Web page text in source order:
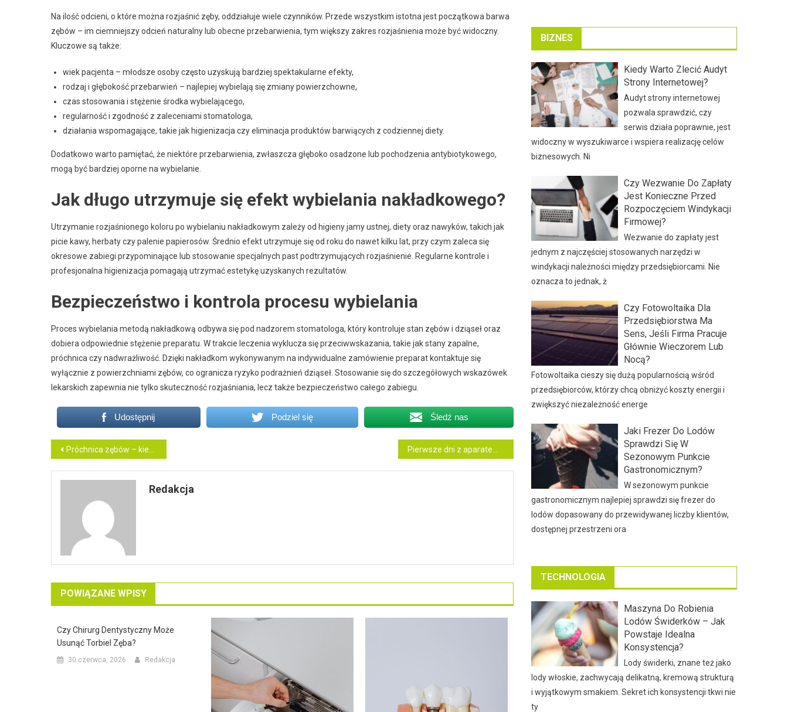
Na ilość odcieni, o które można rozjaśnić zęby, oddziałuje wiele czynników. Przede wszystkim istotna jest początkowa barwa
zębów – im ciemniejszy odcień naturalny lub obecne przebarwienia, tym większy zakres rozjaśnienia może być widoczny.
Kluczowe są także:
wiek pacjenta – młodsze osoby często uzyskują bardziej spektakularne efekty,
rodzaj i głębokość przebarwień – najlepiej wybielają się zmiany powierzchowne,
czas stosowania i stężenie środka wybielającego,
regularność i zgodność z zaleceniami stomatologa,
działania wspomagające, takie jak higienizacja czy eliminacja produktów barwiących z codziennej diety.
Dodatkowo warto pamiętać, że niektóre przebarwienia, zwłaszcza głęboko osadzone lub pochodzenia antybiotykowego,
mogą być bardziej oporne na wybielanie.
Jak długo utrzymuje się efekt wybielania nakładkowego?
Utrzymanie rozjaśnionego koloru po wybielaniu nakładkowym zależy od higieny jamy ustnej, diety oraz nawyków, takich jak
picie kawy, herbaty czy palenie papierosów. Średnio efekt utrzymuje się od roku do nawet kilku lat, przy czym zaleca się
okresowe zabiegi przypominające lub stosowanie specjalnych past podtrzymujących rozjaśnienie. Regularne kontrole i
profesjonalna higienizacja pomagają utrzymać estetykę uzyskanych rezultatów.
Bezpieczeństwo i kontrola procesu wybielania
Proces wybielania metodą nakładkową odbywa się pod nadzorem stomatologa, który kontroluje stan zębów i dziąseł oraz
dobiera odpowiednie stężenie preparatu. W trakcie leczenia wyklucza się przeciwwskazania, takie jak stany zapalne,
próchnica czy nadwrażliwość. Dzięki nakładkom wykonywanym na indywidualne zamówienie preparat kontaktuje się
wyłącznie z powierzchniami zębów, co ogranicza ryzyko podrażnień dziąseł. Stosowanie się do szczegółowych wskazówek
lekarskich zapewnia nie tylko skuteczność rozjaśniania, lecz także bezpieczeństwo całego zabiegu.
Udostępnij Podziel się Śledź nas
Nawigacja
wpisu
Próchnica zębów – kiedy wystarczy leczenie zachowawcze?
Redakcja
POWIĄZANE WPISY
Czy Chirurg Dentystyczny Może
Usunąć Torbiel Zęba?
30 czerwca, 2026 Redakcja
BIZNES
Kiedy Warto Zlecić Audyt
Strony Internetowej?
Audyt strony internetowej
pozwala sprawdzić, czy
serwis działa poprawnie, jest
widoczny w wyszukiwarce i wspiera realizację celów
biznesowych. Ni
Czy Wezwanie Do Zapłaty
Jest Konieczne Przed
Rozpoczęciem Windykacji
Firmowej?
Wezwanie do zapłaty jest
jednym z najczęściej stosowanych narzędzi w
windykacji należności między przedsiębiorcami. Nie
oznacza to jednak, ż
Czy Fotowoltaika Dla
Przedsiębiorstwa Ma
Sens, Jeśli Firma Pracuje
Głównie Wieczorem Lub
Nocą?
Fotowoltaika cieszy się dużą popularnością wśród
przedsiębiorców, którzy chcą obniżyć koszty energii i
zwiększyć niezależność energe
Jaki Frezer Do Lodów
Sprawdzi Się W
Sezonowym Punkcie
Gastronomicznym?
W sezonowym punkcie
gastronomicznym najlepiej sprawdzi się frezer do
lodów dopasowany do przewidywanej liczby klientów,
dostępnej przestrzeni ora
TECHNOLOGIA
Maszyna Do Robienia
Lodów Świderków – Jak
Powstaje Idealna
Konsystencja?
Lody świderki, znane też jako
lody włoskie, zachwycają delikatną, kremową strukturą
i wyjątkowym smakiem. Sekret ich konsystencji tkwi nie
ty